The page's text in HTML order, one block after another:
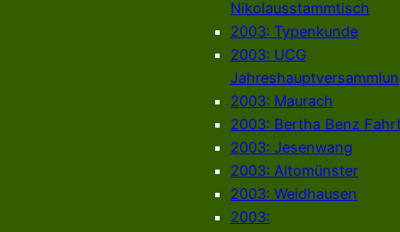
Nikolausstammtisch
2003: Typenkunde
2003: UCG
2003: Maurach
2003: Bertha Benz
2003: Jesenwang
2003: Altomünster
2003: Weidhausen
2003: